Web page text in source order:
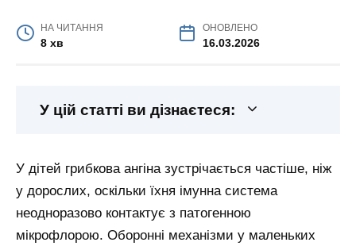
НА ЧИТАННЯ
8 хв
ОНОВЛЕНО
16.03.2026
У цій статті ви дізнаєтеся:
У дітей грибкова ангіна зустрічається частіше, ніж
у дорослих, оскільки їхня імунна система
неодноразово контактує з патогенною
мікрофлорою. Оборонні механізми у маленьких